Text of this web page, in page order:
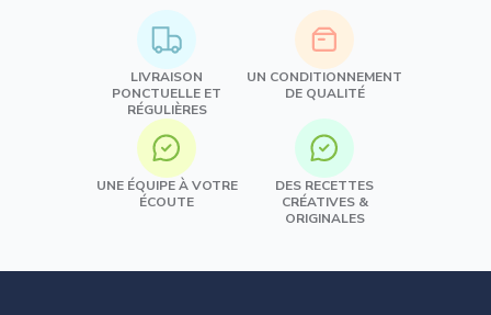
LIVRAISON
PONCTUELLE ET
RÉGULIÈRES
UN CONDITIONNEMENT
DE QUALITÉ
UNE ÉQUIPE À VOTRE
ÉCOUTE
DES RECETTES
CRÉATIVES &
ORIGINALES